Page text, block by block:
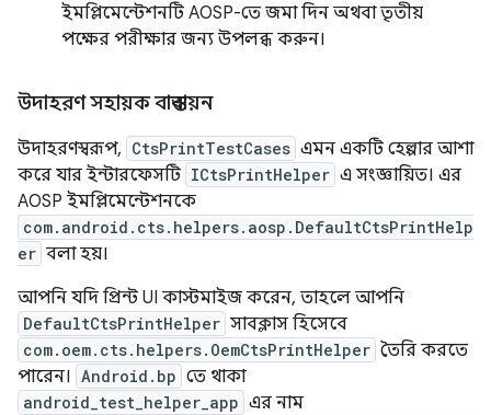
ইমপ্লিমেন্টেশনটি AOSP-তে জমা দিন অথবা তৃতীয়
পক্ষের পরীক্ষার জন্য উপলব্ধ করুন।
উদাহরণ সহায়ক বাস্তবায়ন
উদাহরণস্বরূপ, CtsPrintTestCases এমন একটি হেল্পার আশা
করে যার ইন্টারফেসটি ICtsPrintHelper এ সংজ্ঞায়িত। এর
AOSP ইমপ্লিমেন্টেশনকে
com.android.cts.helpers.aosp.DefaultCtsPrintHelp
er বলা হয়।
আপনি যদি প্রিন্ট UI কাস্টমাইজ করেন, তাহলে আপনি
DefaultCtsPrintHelper সাবক্লাস হিসেবে
com.oem.cts.helpers.OemCtsPrintHelper তৈরি করতে
পারেন। Android.bp তে থাকা
android_test_helper_app এর নাম